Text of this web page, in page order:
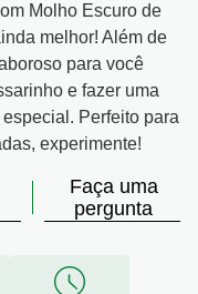
Molho Escuro de
melhor! Além de
para você
e fazer uma
Perfeito para
experimente!
Faça uma
pergunta